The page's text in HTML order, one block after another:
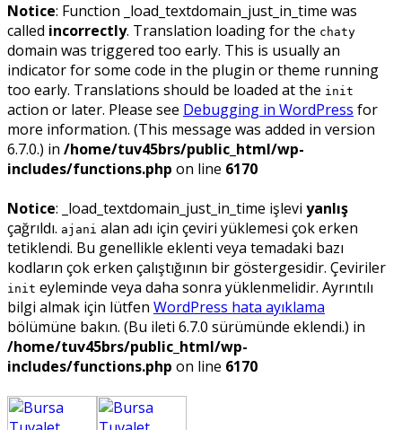
Notice: Function _load_textdomain_just_in_time was
called incorrectly. Translation loading for the chaty
domain was triggered too early. This is usually an
indicator for some code in the plugin or theme running
too early. Translations should be loaded at the init
action or later. Please see Debugging in WordPress for
more information. (This message was added in version
6.7.0.) in /home/tuv45brs/public_html/wp-
includes/functions.php on line 6170
Notice: _load_textdomain_just_in_time işlevi yanlış
çağrıldı. ajani alan adı için çeviri yüklemesi çok erken
tetiklendi. Bu genellikle eklenti veya temadaki bazı
kodların çok erken çalıştığının bir göstergesidir. Çeviriler
init eyleminde veya daha sonra yüklenmelidir. Ayrıntılı
bilgi almak için lütfen WordPress hata ayıklama
bölümüne bakın. (Bu ileti 6.7.0 sürümünde eklendi.) in
/home/tuv45brs/public_html/wp-
includes/functions.php on line 6170